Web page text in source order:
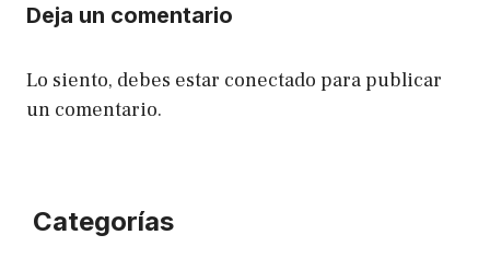
Deja un comentario
Lo siento, debes estar conectado para publicar
un comentario.
Categorías